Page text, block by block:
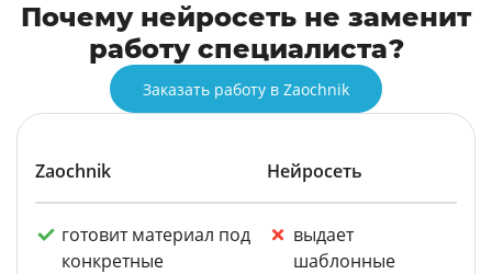
Почему нейросеть не заменит
работу специалиста?
Заказать работу в Zaochnik
Zaochnik Нейросеть
готовит материал под
конкретные
выдает
шаблонные